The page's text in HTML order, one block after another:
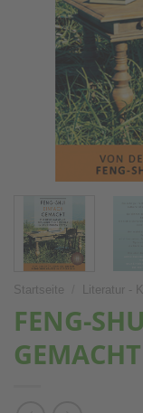
Startseite Literatur -
FENG-
GEMACHT